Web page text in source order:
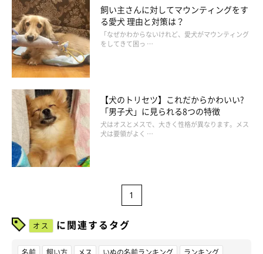
飼い主さんに対してマウンティングをす
る愛犬 理由と対策は？
「なぜかわからないけれど、愛犬がマウンティング
をしてきて困っ …
【犬のトリセツ】これだからかわいい?
「男子犬」に見られる8つの特徴
犬はオスとメスで、大きく性格が異なります。メス
犬は要領がよく …
1
オス に関連するタグ